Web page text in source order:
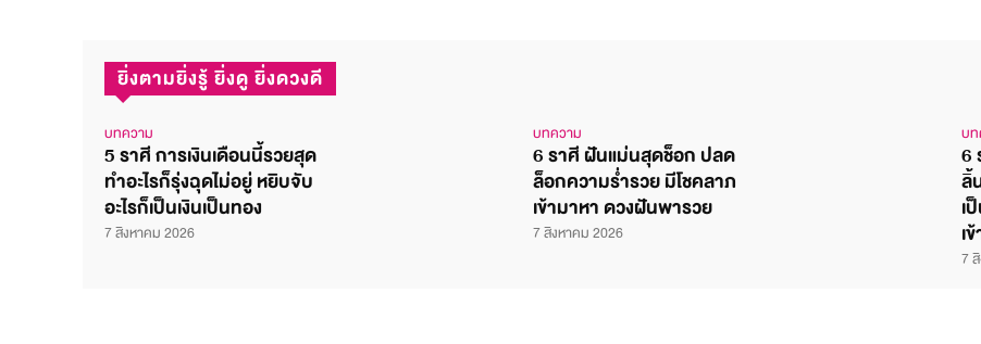
ยิ่งตามยิ่งรู้ ยิ่งดู ยิ่งดวงดี
บทความ
5 ราศี การเงินเดือนนี้รวยสุด
ทำอะไรก็รุ่งฉุดไม่อยู่ หยิบจับ
อะไรก็เป็นเงินเป็นทอง
7 สิงหาคม 2026
บทความ
6 ราศี ฝันแม่นสุดช็อก ปลด
ล็อกความร่ำรวย มีโชคลาภ
เข้ามาหา ดวงฝันพารวย
7 สิงหาคม 2026
บ
6
ลิ้
เ
เ
7